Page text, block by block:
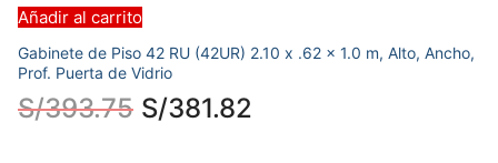
Añadir al carrito
Gabinete de Piso 42 RU (42UR) 2.10 x .62 x 1.0 m, Alto, Ancho,
Prof. Puerta de Vidrio
S/393.75 S/381.82